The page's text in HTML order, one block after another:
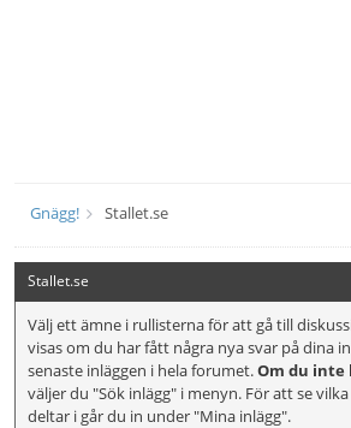
Gnägg! Stallet.se
Stallet.se
Välj ett ämne i rullisterna för att gå till
visas om du har fått några nya svar på dina
senaste inläggen i hela forumet.Om du
väljer du "Sök inlägg" i menyn. För att se
deltar i går du in under "Mina inlägg".